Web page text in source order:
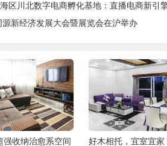
北数字电商孵化基地：直播电商新引擎，预计年产值达5
新经济发展大会暨展览会在沪举办
强收纳治愈系空间 好木相托，宜室宜家